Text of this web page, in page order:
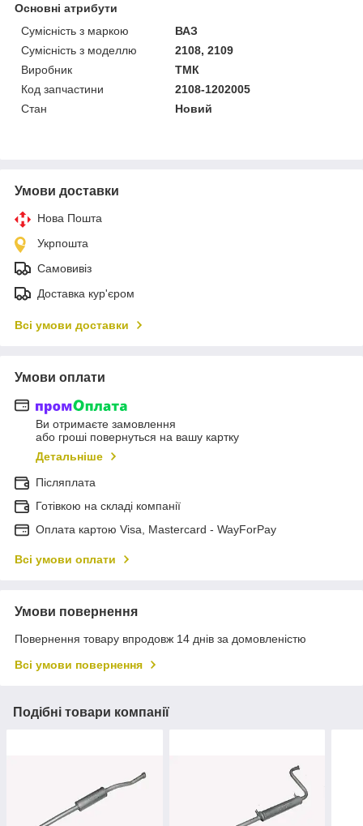
Основні атрибути
Сумісність з маркою
ВАЗ
Сумісність з моделлю
2108, 2109
Виробник
ТМК
Код запчастини
2108-1202005
Стан
Новий
Умови доставки
Нова Пошта
Укрпошта
Самовивіз
Доставка кур'єром
Всі умови доставки
Умови оплати
Ви отримаєте замовлення
або гроші повернуться на вашу картку
Детальніше
Післяплата
Готівкою на складі компанії
Оплата картою Visa, Mastercard - WayForPay
Всі умови оплати
Умови повернення
Повернення товару впродовж 14 днів за домовленістю
Всі умови повернення
Подібні товари компанії